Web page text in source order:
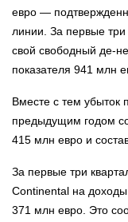
евро —
линии. За первые
свой свободный де-
показателя 941 млн
Вместе с тем убыток
предыдущим годом
415 млн евро и
За первые три
Continental на
371 млн евро. Это